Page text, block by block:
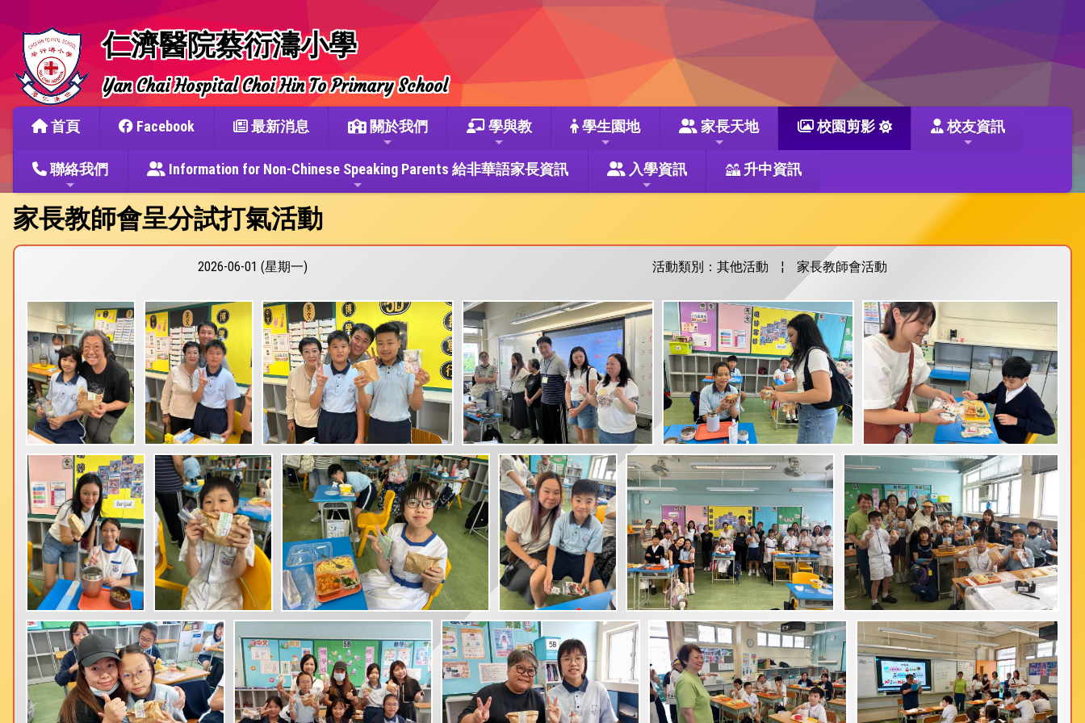
仁濟醫院蔡衍濤小學
Yan Chai Hospital Choi Hin To Primary School
首頁 Facebook 最新消息 關於我們 學與教 學生園地 家長天地 校園剪影 校友資訊
聯絡我們 Information for Non-Chinese Speaking Parents 給非華語家長資訊 入學資訊 升中資訊
家長教師會呈分試打氣活動
2026-06-01 (星期一) 活動類別：其他活動 ¦ 家長教師會活動